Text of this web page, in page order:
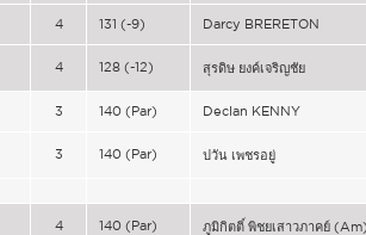
4 131 (-9) Darcy BRERETON
4 128 (-12) สุรดิษ ยงค์เจริญชัย
3 140 (Par) Declan KENNY
3 140 (Par) ปวัน เพชรอยู่
4 140 (Par) ภูมิกิตติ์ พิชยเสาวภาคย์